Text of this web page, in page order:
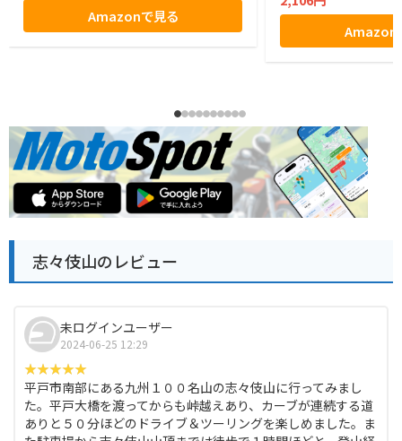
Amazonで見る
Amazon
志々伎山のレビュー
未ログインユーザー
2024-06-25 12:29
平戸市南部にある九州１００名山の志々伎山に行ってみまし
た。平戸大橋を渡ってからも峠越えあり、カーブが連続する道
ありと５０分ほどのドライブ＆ツーリングを楽しめました。ま